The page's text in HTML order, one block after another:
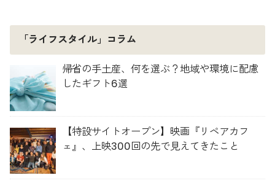
「ライフスタイル」コラム
帰省の手土産、何を選ぶ？地域や環境に配慮
したギフト6選
【特設サイトオープン】映画『リペアカフ
ェ』、上映300回の先で見えてきたこと